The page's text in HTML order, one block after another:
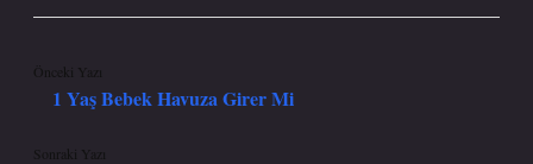
Önceki Yazı
1 Yaş Bebek Havuza Girer Mi
Sonraki Yazı